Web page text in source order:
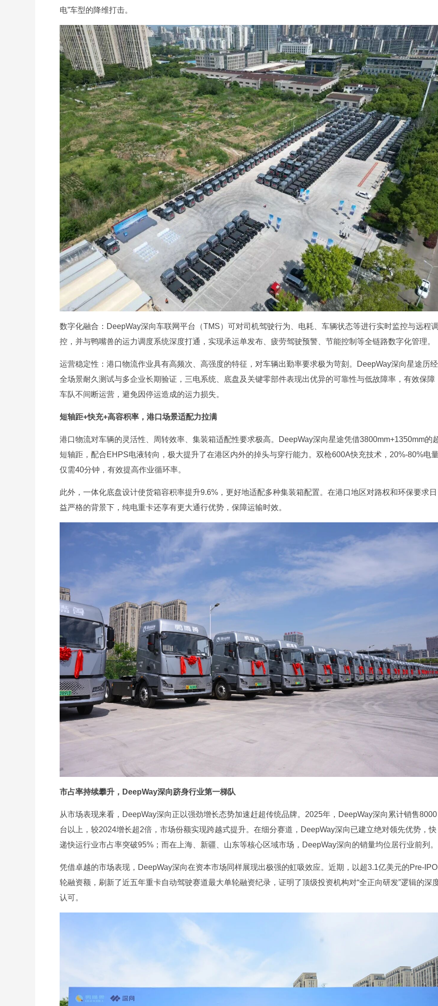
电”车型的降维打击。
数字化融合：DeepWay深向车联网平台（TMS）可对司机驾驶行为、电耗、车辆状态等进行实时监控与远程
控，并与鸭嘴兽的运力调度系统深度打通，实现承运单发布、疲劳驾驶预警、节能控制等全链路数字化管理。
运营稳定性：港口物流作业具有高频次、高强度的特征，对车辆出勤率要求极为苛刻。DeepWay深向星途历经
全场景耐久测试与多企业长期验证，三电系统、底盘及关键零部件表现出优异的可靠性与低故障率，有效保障
车队不间断运营，避免因停运造成的运力损失。
短轴距+快充+高容积率，港口场景适配力拉满
港口物流对车辆的灵活性、周转效率、集装箱适配性要求极高。DeepWay深向星途凭借3800mm+1350mm的
短轴距，配合EHPS电液转向，极大提升了在港区内外的掉头与穿行能力。双枪600A快充技术，20%-80%电
仅需40分钟，有效提高作业循环率。
此外，一体化底盘设计使货箱容积率提升9.6%，更好地适配多种集装箱配置。在港口地区对路权和环保要求日
益严格的背景下，纯电重卡还享有更大通行优势，保障运输时效。
市占率持续攀升，DeepWay深向跻身行业第一梯队
从市场表现来看，DeepWay深向正以强劲增长态势加速赶超传统品牌。2025年，DeepWay深向累计销售8000
台以上，较2024增长超2倍，市场份额实现跨越式提升。在细分赛道，DeepWay深向已建立绝对领先优势，快
递快运行业市占率突破95%；而在上海、新疆、山东等核心区域市场，DeepWay深向的销量均位居行业前列。
凭借卓越的市场表现，DeepWay深向在资本市场同样展现出极强的虹吸效应。近期，以超3.1亿美元的Pre-IPO
轮融资额，刷新了近五年重卡自动驾驶赛道最大单轮融资纪录，证明了顶级投资机构对“全正向研发”逻辑的深
认可。